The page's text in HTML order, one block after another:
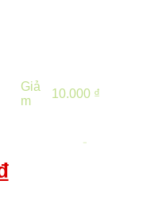
-
10.000 ₫
Giả
m